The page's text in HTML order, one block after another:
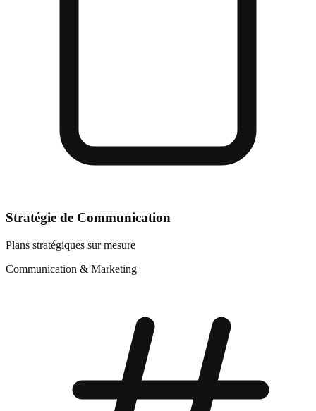
Stratégie de Communication
Plans stratégiques sur mesure
Communication & Marketing